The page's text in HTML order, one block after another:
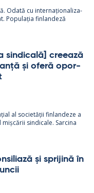
Odată cu in­ter­națio­na­liza­
Po­pu­lația fin­lan­deză
sin­dicală] cree­ază
și oferă opor­
al societății fin­lan­deze a
sin­dicale. Sarcina
și spri­jină în